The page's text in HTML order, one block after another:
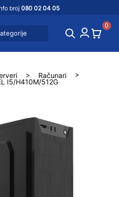
broj 080 02 04 05
0
> Računari
>
I5/H410M/512G